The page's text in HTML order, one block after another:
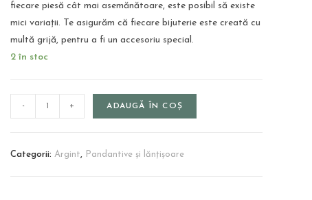
fiecare piesă cât mai asemănătoare, este posibil să existe
mici variații. Te asigurăm că fiecare bijuterie este creată cu
multă grijă, pentru a fi un accesoriu special.
2 în stoc
- + ADAUGĂ ÎN COȘ
Categorii:Argint, Pandantive și lănțișoare